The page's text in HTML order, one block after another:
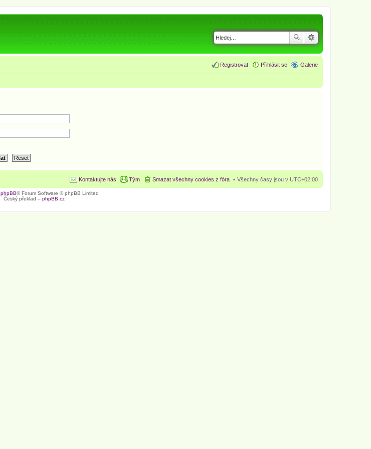
Galerie
Přihlásit se
Registrovat
Všechny časy jsou v UTC+02:00
Smazat všechny cookies z fóra
Tým
Kontaktujte nás
phpBB® Forum Software © phpBB Limited
Český překlad – phpBB.cz